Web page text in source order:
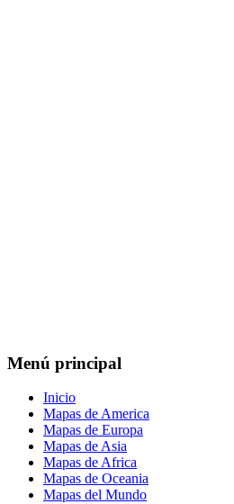
Menú principal
Inicio
Mapas de America
Mapas de Europa
Mapas de Asia
Mapas de Africa
Mapas de Oceania
Mapas del Mundo